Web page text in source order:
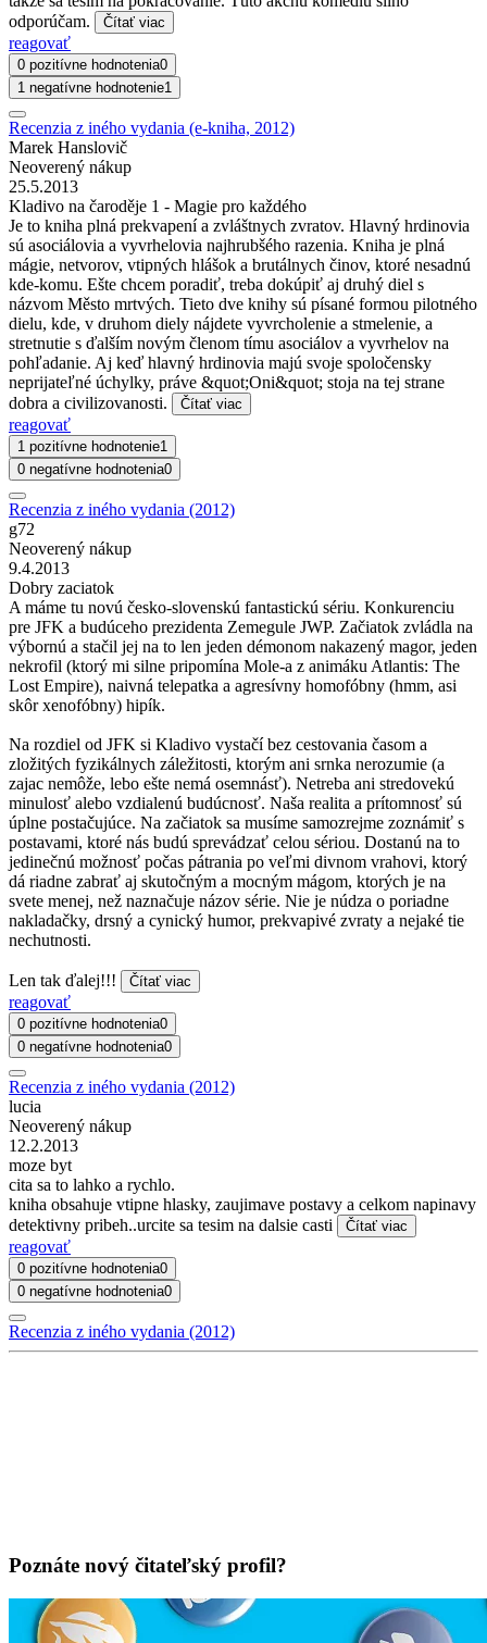
odporúčam.
Čítať viac
reagovať
0 pozitívne hodnotenia0
1 negatívne hodnotenie1
Recenzia z iného vydania (e-kniha, 2012)
Marek Hanslovič
Neoverený nákup
25.5.2013
Kladivo na čaroděje 1 - Magie pro každého
Je to kniha plná prekvapení a zvláštnych zvratov. Hlavný hrdinovia
sú asociálovia a vyvrhelovia najhrubšého razenia. Kniha je plná
mágie, netvorov, vtipných hlášok a brutálnych činov, ktoré nesadnú
kde-komu. Ešte chcem poradiť, treba dokúpiť aj druhý diel s
názvom Město mrtvých. Tieto dve knihy sú písané formou pilotného
dielu, kde, v druhom diely nájdete vyvrcholenie a stmelenie, a
stretnutie s ďalším novým členom tímu asociálov a vyvrhelov na
pohľadanie. Aj keď hlavný hrdinovia majú svoje spoločensky
neprijateľné úchylky, práve &quot;Oni&quot; stoja na tej strane
dobra a civilizovanosti.
Čítať viac
reagovať
1 pozitívne hodnotenie1
0 negatívne hodnotenia0
Recenzia z iného vydania (2012)
g72
Neoverený nákup
9.4.2013
Dobry zaciatok
A máme tu novú česko-slovenskú fantastickú sériu. Konkurenciu
pre JFK a budúceho prezidenta Zemegule JWP. Začiatok zvládla na
výbornú a stačil jej na to len jeden démonom nakazený magor, jeden
nekrofil (ktorý mi silne pripomína Mole-a z animáku Atlantis: The
Lost Empire), naivná telepatka a agresívny homofóbny (hmm, asi
skôr xenofóbny) hipík.
Na rozdiel od JFK si Kladivo vystačí bez cestovania časom a
zložitých fyzikálnych záležitosti, ktorým ani srnka nerozumie (a
zajac nemôže, lebo ešte nemá osemnásť). Netreba ani stredovekú
minulosť alebo vzdialenú budúcnosť. Naša realita a prítomnosť sú
úplne postačujúce. Na začiatok sa musíme samozrejme zoznámiť s
postavami, ktoré nás budú sprevádzať celou sériou. Dostanú na to
jedinečnú možnosť počas pátrania po veľmi divnom vrahovi, ktorý
dá riadne zabrať aj skutočným a mocným mágom, ktorých je na
svete menej, než naznačuje názov série. Nie je núdza o poriadne
nakladačky, drsný a cynický humor, prekvapivé zvraty a nejaké tie
nechutnosti.
Len tak ďalej!!! Čítať viac
reagovať
0 pozitívne hodnotenia0
0 negatívne hodnotenia0
Recenzia z iného vydania (2012)
lucia
Neoverený nákup
12.2.2013
moze byt
cita sa to lahko a rychlo.
kniha obsahuje vtipne hlasky, zaujimave postavy a celkom napinavy
detektivny pribeh..urcite sa tesim na dalsie casti
Čítať viac
reagovať
0 pozitívne hodnotenia0
0 negatívne hodnotenia0
Recenzia z iného vydania (2012)
Poznáte nový čitateľský profil?